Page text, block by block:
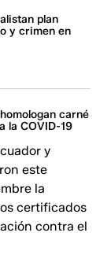
plan
y crimen en
carné
la COVID-19
y
este
la
certificados
contra el